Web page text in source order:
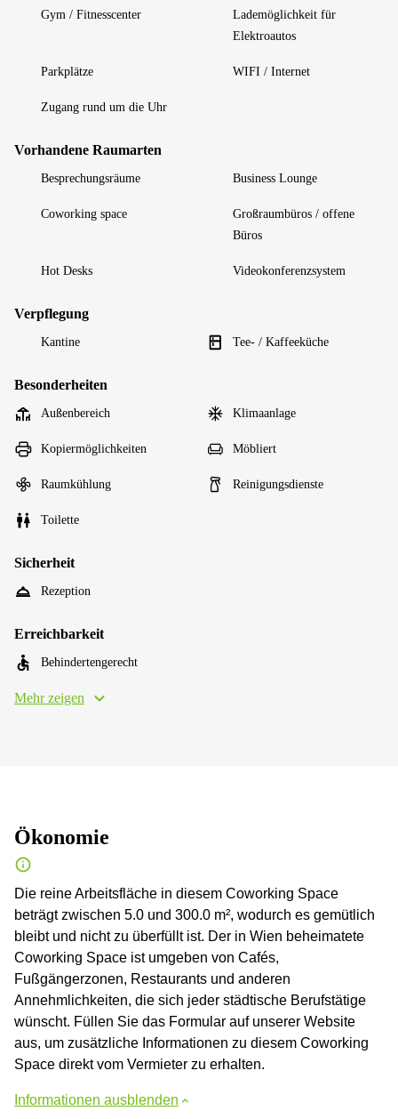
Gym / Fitnesscenter
Lademöglichkeit für
Elektroautos
Parkplätze WIFI / Internet
Zugang rund um die Uhr
Vorhandene Raumarten
Besprechungsräume Business Lounge
Coworking space
Großraumbüros / offene
Büros
Hot Desks Videokonferenzsystem
Verpflegung
Kantine Tee- / Kaffeeküche
Besonderheiten
Außenbereich Klimaanlage
Kopiermöglichkeiten Möbliert
Raumkühlung Reinigungsdienste
Toilette
Sicherheit
Rezeption
Erreichbarkeit
Behindertengerecht
Mehr zeigen
Ökonomie
Die reine Arbeitsfläche in diesem Coworking Space
beträgt zwischen 5.0 und 300.0 m², wodurch es gemütlich
bleibt und nicht zu überfüllt ist. Der in Wien beheimatete
Coworking Space ist umgeben von Cafés,
Fußgängerzonen, Restaurants und anderen
Annehmlichkeiten, die sich jeder städtische Berufstätige
wünscht. Füllen Sie das Formular auf unserer Website
aus, um zusätzliche Informationen zu diesem Coworking
Space direkt vom Vermieter zu erhalten.
Informationen ausblenden